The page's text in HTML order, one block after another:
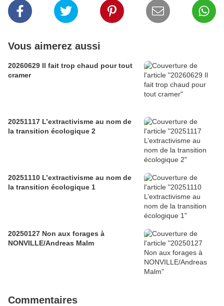
Vous aimerez aussi
20260629 Il fait trop chaud pour tout
cramer
20251117 L’extractivisme au nom de
la transition écologique 2
20251110 L’extractivisme au nom de
la transition écologique 1
20250127 Non aux forages à
NONVILLE/Andreas Malm
Commentaires